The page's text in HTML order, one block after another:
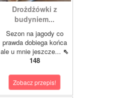
Drożdżówki z
budyniem...
Sezon na jagody co
prawda dobiega końca
ale u mnie jeszcze... ⇖
148
Zobacz przepis!